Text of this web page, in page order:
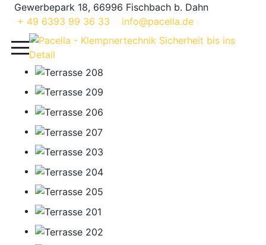
Gewerbepark 18, 66996 Fischbach b. Dahn
+ 49 6393 99 36 33
info@pacella.de